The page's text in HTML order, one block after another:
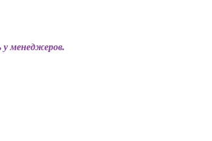
менеджеров.